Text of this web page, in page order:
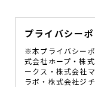
プライバシー
※本プライバシー
式会社ホープ・株
ークス・株式会社
ラボ・株式会社ジ